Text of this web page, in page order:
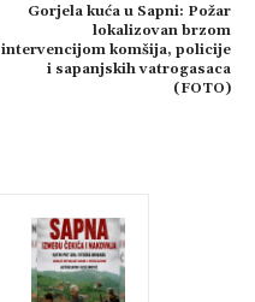
Gorjela kuća u Sapni: Požar
lokalizovan brzom
intervencijom komšija, policije
i sapanjskih vatrogasaca
(FOTO)